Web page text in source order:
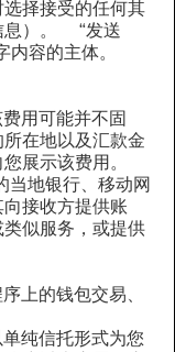
择接受的任何其
息）。 “发送
内容的主体。
用可能并不固
在地以及汇款金
您展示该费用。
当地银行、移动网
接收方提供账
似服务，或提供
上的钱包交易、
纯信托形式为您